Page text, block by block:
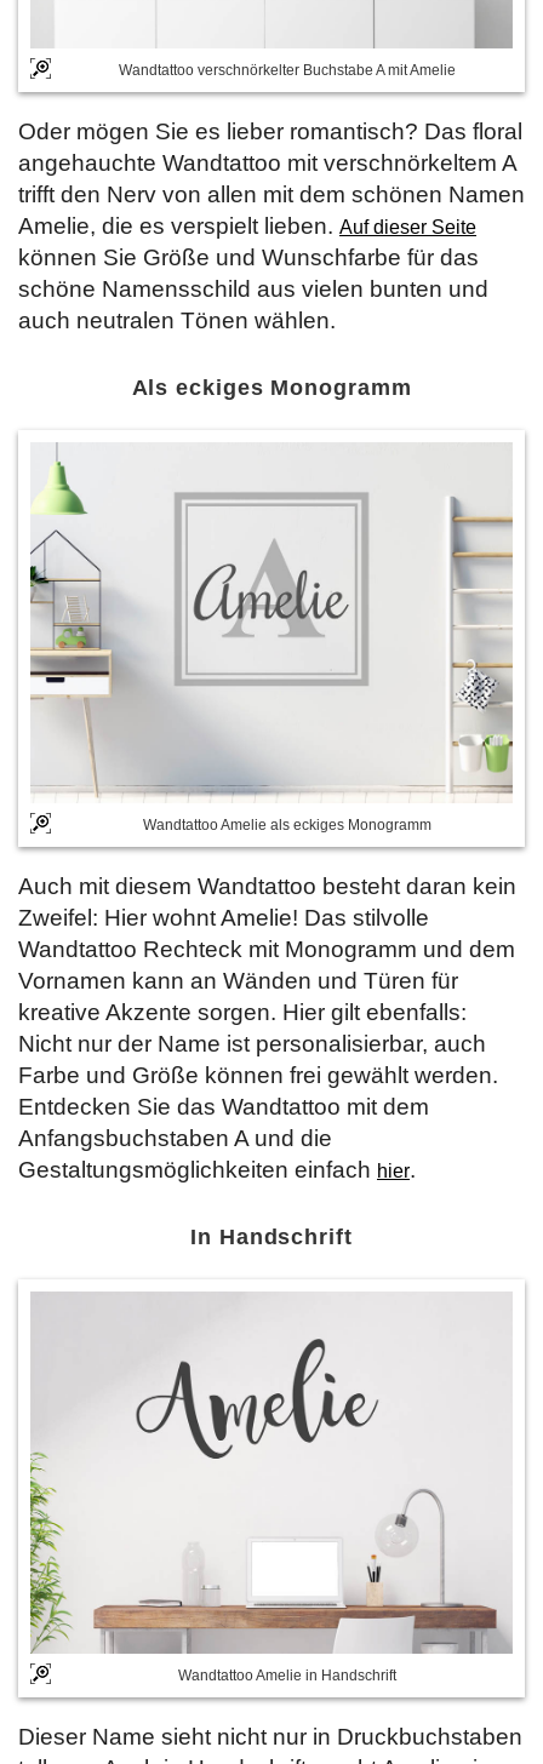
Wandtattoo verschnörkelter Buchstabe A mit Amelie
Oder mögen Sie es lieber romantisch? Das floral
angehauchte Wandtattoo mit verschnörkeltem A
trifft den Nerv von allen mit dem schönen Namen
Amelie, die es verspielt lieben. Auf dieser Seite
können Sie Größe und Wunschfarbe für das
schöne Namensschild aus vielen bunten und
auch neutralen Tönen wählen.
Als eckiges Monogramm
Wandtattoo Amelie als eckiges Monogramm
Auch mit diesem Wandtattoo besteht daran kein
Zweifel: Hier wohnt Amelie! Das stilvolle
Wandtattoo Rechteck mit Monogramm und dem
Vornamen kann an Wänden und Türen für
kreative Akzente sorgen. Hier gilt ebenfalls:
Nicht nur der Name ist personalisierbar, auch
Farbe und Größe können frei gewählt werden.
Entdecken Sie das Wandtattoo mit dem
Anfangsbuchstaben A und die
Gestaltungsmöglichkeiten einfach hier.
In Handschrift
Wandtattoo Amelie in Handschrift
Dieser Name sieht nicht nur in Druckbuchstaben